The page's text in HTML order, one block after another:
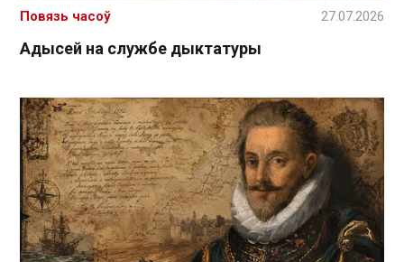
Адысей на службе дыктатуры
Повязь часоў 27.07.2026